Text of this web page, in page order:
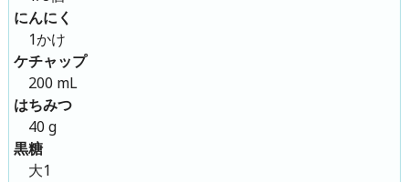
にんにく
1かけ
ケチャップ
200 mL
はちみつ
40 g
黒糖
大1